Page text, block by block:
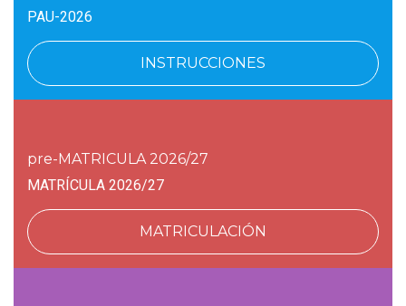
PAU-2026
INSTRUCCIONES
pre-MATRICULA 2026/27
MATRÍCULA 2026/27
MATRICULACIÓN